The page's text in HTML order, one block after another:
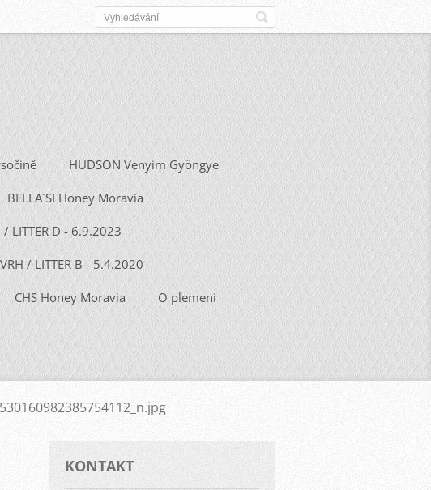
HUDSON Venyim Gyöngye
BELLA´SI Honey Moravia
/ LITTER D - 6.9.2023
VRH / LITTER B - 5.4.2020
CHS Honey Moravia O plemeni
KONTAKT